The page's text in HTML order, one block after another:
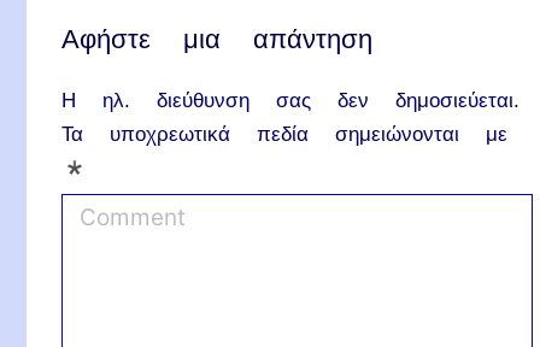
Αφήστε μια απάντηση
Η ηλ. διεύθυνση σας δεν δημοσιεύεται.
Τα υποχρεωτικά πεδία σημειώνονται με
*